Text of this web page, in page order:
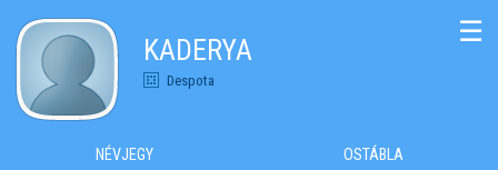
KADERYA
Despota
☰
NÉVJEGY OSTÁBLA